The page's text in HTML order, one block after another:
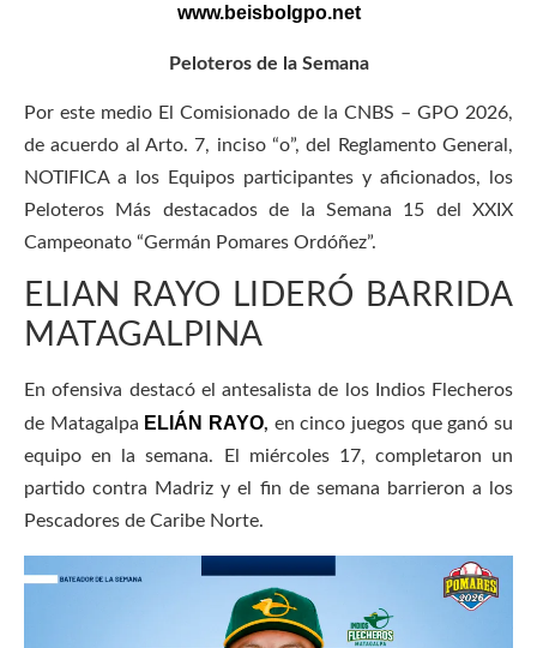
www.beisbolgpo.net
Peloteros de la Semana
Por este medio El Comisionado de la CNBS – GPO 2026,
de acuerdo al Arto. 7, inciso “o”, del Reglamento General,
NOTIFICA a los Equipos participantes y aficionados, los
Peloteros Más destacados de la Semana 15 del XXIX
Campeonato “Germán Pomares Ordóñez”.
ELIAN RAYO LIDERÓ BARRIDA
MATAGALPINA
En ofensiva destacó el antesalista de los Indios Flecheros
de Matagalpa ELIÁN RAYO, en cinco juegos que ganó su
equipo en la semana. El miércoles 17, completaron un
partido contra Madriz y el fin de semana barrieron a los
Pescadores de Caribe Norte.